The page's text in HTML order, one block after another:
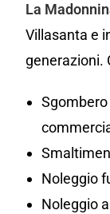
La
Villasanta e
generazioni.
Noleggio
Noleggio